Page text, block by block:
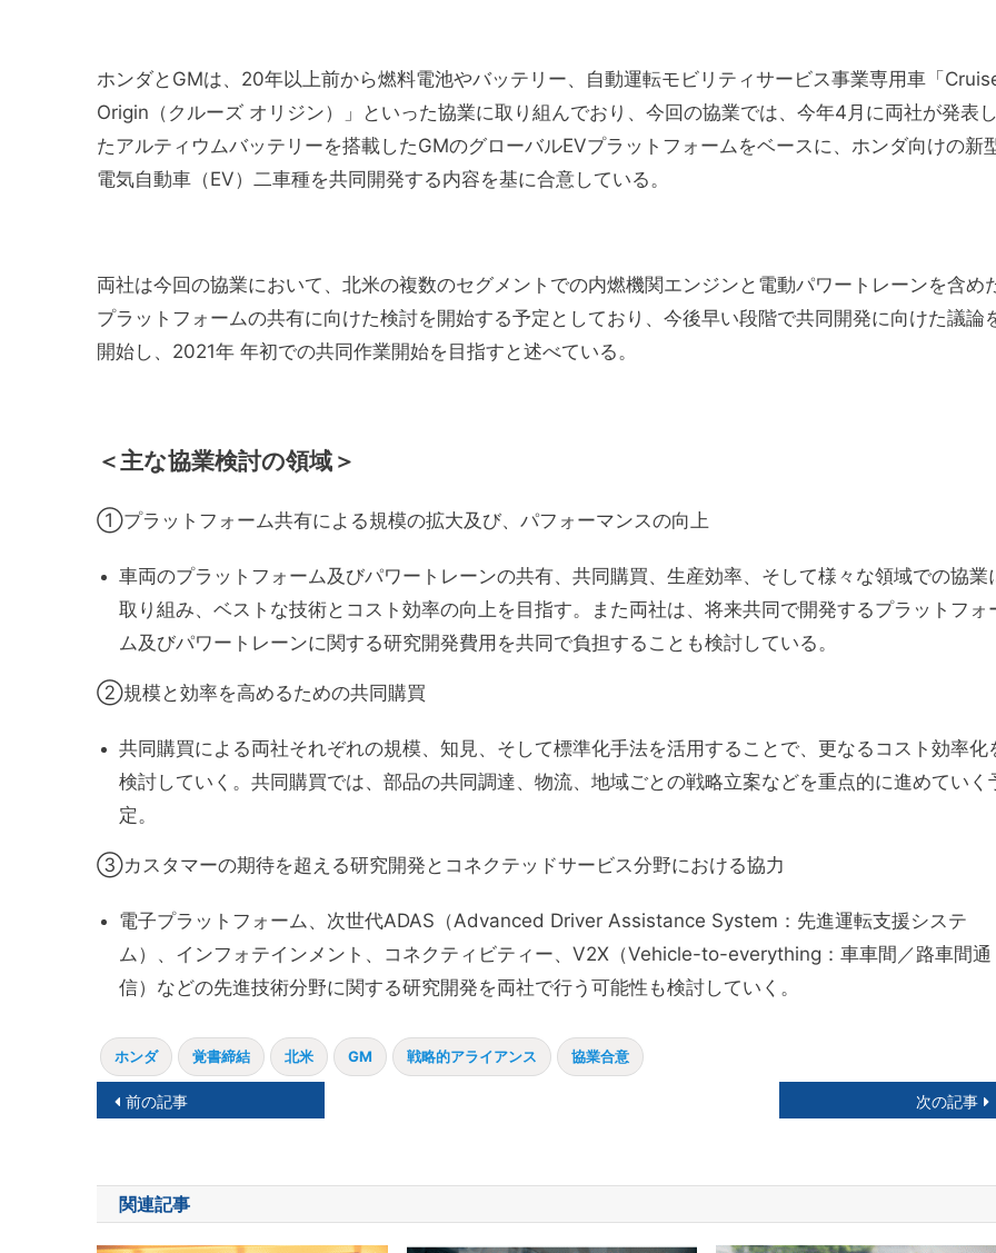
ホンダとGMは、20年以上前から燃料電池やバッテリー、自動運転モビリティサービス事業専用車「
Origin（クルーズ オリジン）」といった協業に取り組んでおり、今回の協業では、今年4月に両社が発表
たアルティウムバッテリーを搭載したGMのグローバルEVプラットフォームをベースに、ホンダ向けの新
電気自動車（EV）二車種を共同開発する内容を基に合意している。
両社は今回の協業において、北米の複数のセグメントでの内燃機関エンジンと電動パワートレーンを含め
プラットフォームの共有に向けた検討を開始する予定としており、今後早い段階で共同開発に向けた議論
開始し、2021年 年初での共同作業開始を目指すと述べている。
＜主な協業検討の領域＞
①プラットフォーム共有による規模の拡大及び、パフォーマンスの向上
車両のプラットフォーム及びパワートレーンの共有、共同購買、生産効率、そして様々な領域での協業
取り組み、ベストな技術とコスト効率の向上を目指す。また両社は、将来共同で開発するプラットフォ
ム及びパワートレーンに関する研究開発費用を共同で負担することも検討している。
②規模と効率を高めるための共同購買
共同購買による両社それぞれの規模、知見、そして標準化手法を活用することで、更なるコスト効率化
検討していく。共同購買では、部品の共同調達、物流、地域ごとの戦略立案などを重点的に進めていく
定。
③カスタマーの期待を超える研究開発とコネクテッドサービス分野における協力
電子プラットフォーム、次世代ADAS（Advanced Driver Assistance System：先進運転支援システ
ム）、インフォテインメント、コネクティビティー、V2X（Vehicle-to-everything：車車間／路車間通
信）などの先進技術分野に関する研究開発を両社で行う可能性も検討していく。
ホンダ 覚書締結 北米 GM 戦略的アライアンス 協業合意
投
ナ
ビ
前の記事 次の記事
関連記事